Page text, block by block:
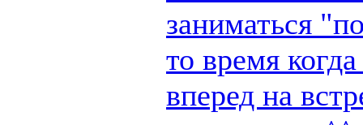
заниматься
то время
вперед на